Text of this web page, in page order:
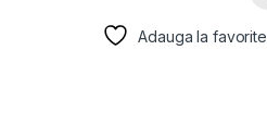
Adauga la favorite